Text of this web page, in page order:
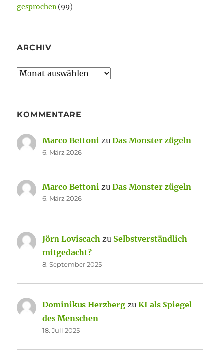
gesprochen (99)
ARCHIV
Archiv
KOMMENTARE
Marco Bettoni zuDas Monster zügeln
6. März 2026
Marco Bettoni zuDas Monster zügeln
6. März 2026
Jörn Loviscach zu Selbstverständlich
mitgedacht?
8. September 2025
Dominikus Herzberg zuKI als Spiegel
des Menschen
18. Juli 2025